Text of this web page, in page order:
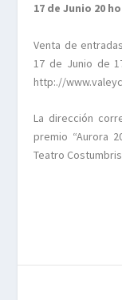
17 de Junio 20
Venta de
17 de Junio de
http:.//
La dirección
premio “Aurora
Teatro